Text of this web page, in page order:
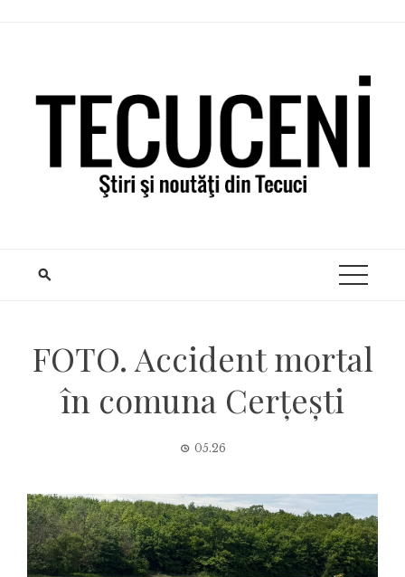
FOTO. Accident mortal
în comuna Cerțești
05.26